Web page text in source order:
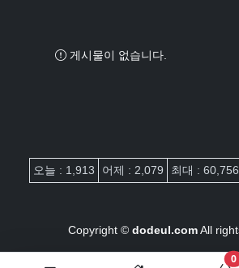
게시물이 없습니다.
접속자집계
오늘 : 1,913 어제 : 2,079 최대 : 60,756
Copyright © dodeul.comAll
0